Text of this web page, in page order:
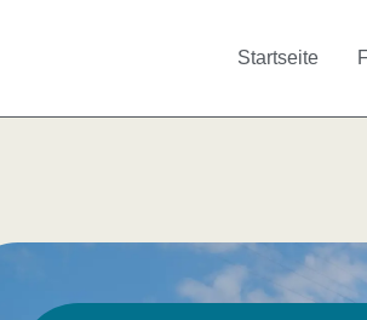
Startseite